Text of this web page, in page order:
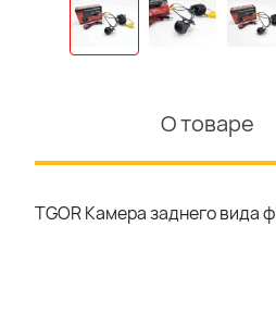
О товаре
TGOR Камера заднего вида